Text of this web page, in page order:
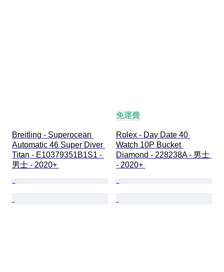
Breitling - Superocean
Automatic 46 Super Diver
Titan - E10379351B1S1 -
男士 - 2020+
免運費
Rolex - Day Date 40
Watch 10P Bucket
Diamond - 228238A - 男士
- 2020+